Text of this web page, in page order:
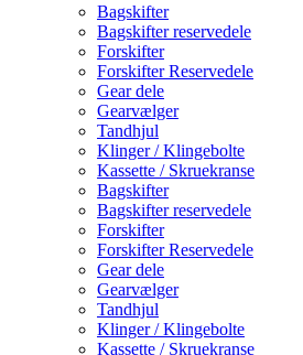
Bagskifter
Bagskifter reservedele
Forskifter
Forskifter Reservedele
Gear dele
Gearvælger
Tandhjul
Klinger / Klingebolte
Kassette / Skruekranse
Bagskifter
Bagskifter reservedele
Forskifter
Forskifter Reservedele
Gear dele
Gearvælger
Tandhjul
Klinger / Klingebolte
Kassette / Skruekranse